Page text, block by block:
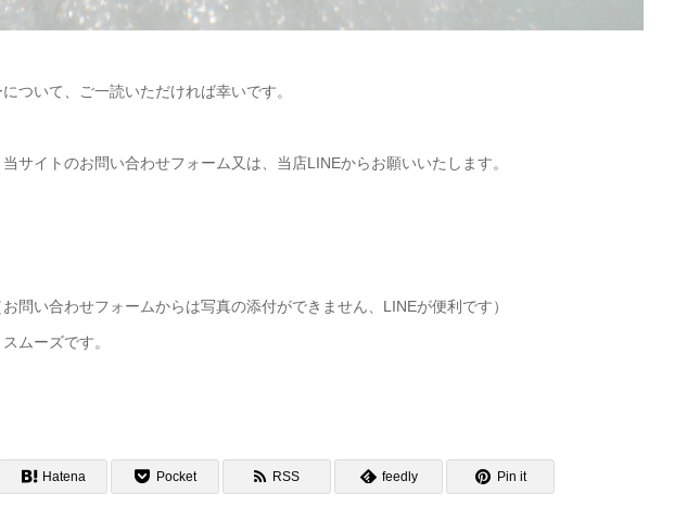
ついて、ご一読いただければ幸いです。
サイトのお問い合わせフォーム又は、当店LINEからお願いいたします。
問い合わせフォームからは写真の添付ができません、LINEが便利です）
ムーズです。
Hatena Pocket RSS feedly Pin it